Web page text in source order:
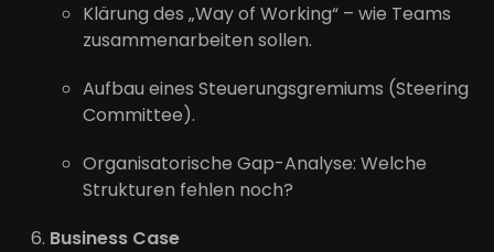
Klärung des „Way of Working“ – wie Teams
zusammenarbeiten sollen.
Aufbau eines Steuerungsgremiums (Steering
Committee).
Organisatorische Gap-Analyse: Welche
Strukturen fehlen noch?
Business Case